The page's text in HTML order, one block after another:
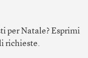
per Natale? Esprimi
richieste.